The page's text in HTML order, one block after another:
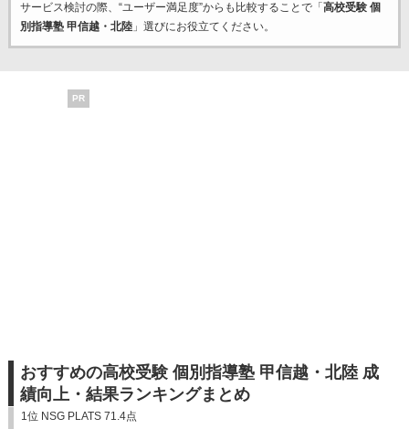
サービス検討の際、“ユーザー満足度”からも比較することで「 高校受験 個
別指導塾 甲信越・北陸」選びにお役立てください。
PR
おすすめの高校受験 個別指導塾 甲信越・北陸 成
績向上・結果ランキングまとめ
1位 NSG PLATS 71.4点